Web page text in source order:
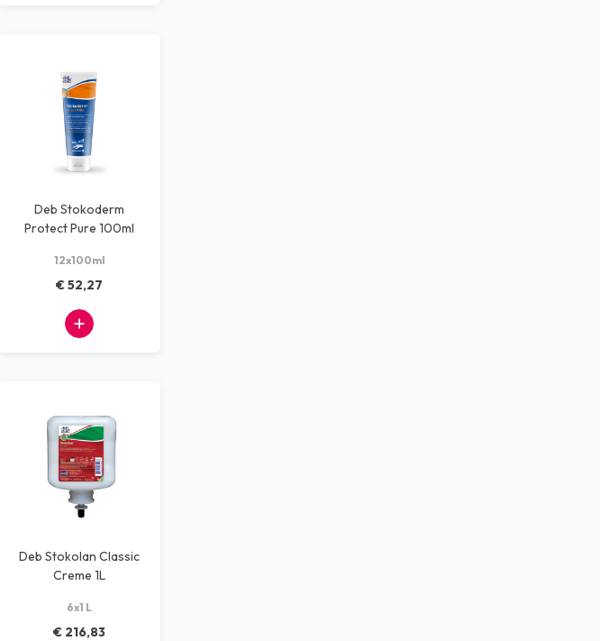
Deb Stokoderm
Protect Pure 100ml
12x100ml
€ 52,27
Deb Stokolan Classic
Creme 1L
6x1 L
€ 216,83